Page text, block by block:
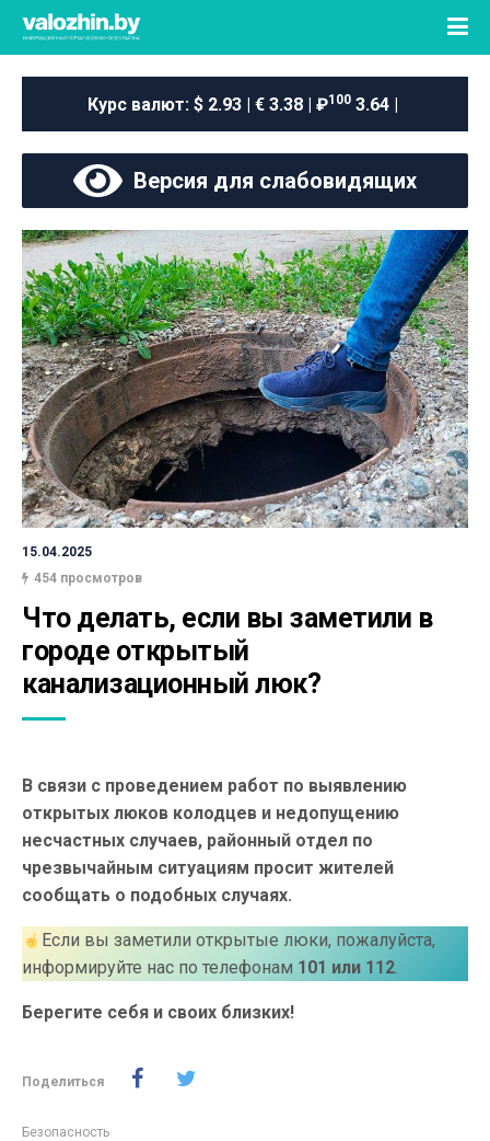
Курс валют: $ 2.93 | € 3.38 | ₽100 3.64 |
Версия для слабовидящих
15.04.2025
454 просмотров
Что делать, если вы заметили в
городе открытый
канализационный люк?
В связи с проведением работ по выявлению
открытых люков колодцев и недопущению
несчастных случаев, районный отдел по
чрезвычайным ситуациям просит жителей
сообщать о подобных случаях.
Если вы заметили открытые люки, пожалуйста,
информируйте нас по телефонам 101 или 112.
Берегите себя и своих близких!
Поделиться
Безопасность